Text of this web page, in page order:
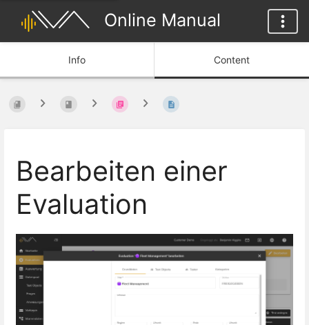
Online Manual
Info Content
Bearbeiten einer
Evaluation